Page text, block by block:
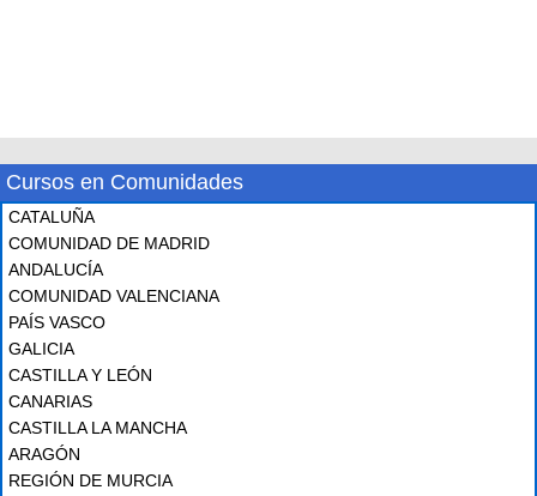
Cursos en Comunidades
CATALUÑA
COMUNIDAD DE MADRID
ANDALUCÍA
COMUNIDAD VALENCIANA
PAÍS VASCO
GALICIA
CASTILLA Y LEÓN
CANARIAS
CASTILLA LA MANCHA
ARAGÓN
REGIÓN DE MURCIA